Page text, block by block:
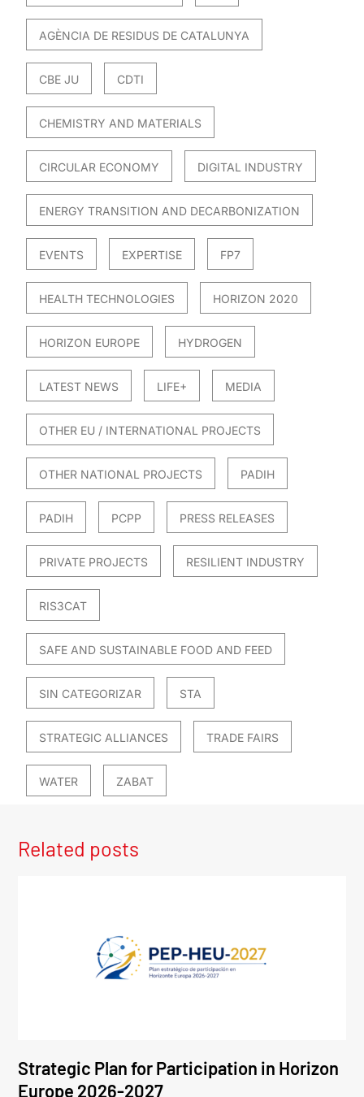
AGÈNCIA DE RESIDUS DE CATALUNYA
CBE JU CDTI
CHEMISTRY AND MATERIALS
CIRCULAR ECONOMY DIGITAL INDUSTRY
ENERGY TRANSITION AND DECARBONIZATION
EVENTS EXPERTISE FP7
HEALTH TECHNOLOGIES HORIZON 2020
HORIZON EUROPE HYDROGEN
LATEST NEWS LIFE+ MEDIA
OTHER EU / INTERNATIONAL PROJECTS
OTHER NATIONAL PROJECTS PADIH
PADIH PCPP PRESS RELEASES
PRIVATE PROJECTS RESILIENT INDUSTRY
RIS3CAT
SAFE AND SUSTAINABLE FOOD AND FEED
SIN CATEGORIZAR STA
STRATEGIC ALLIANCES TRADE FAIRS
WATER ZABAT
Related posts
Strategic Plan for Participation in Horizon
Europe 2026-2027